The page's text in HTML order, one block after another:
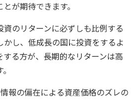
が期待できます。
のリターンに必ずしも比例する
し、低成長の国に投資をするよ
する方が、長期的なリターンは高
報の偏在による資産価格のズレの